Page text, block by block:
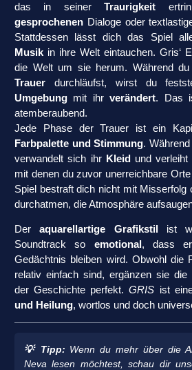
das in seinerTraurigkeit
gesprochenen Dialoge oder
Stattdessen lässt dich das Spiel
Musik in ihre Welt eintauchen. Gris‘
die Welt um sie herum. Während
Trauer durchläufst, wirst du
Umgebung mit ihrverändert. Das
atemberaubend.
Jede Phase der Trauer ist ein
Farbpalette und Stimmung.
verwandelt sich ihr Kleid und verleiht
mit denen du zuvor unerreichbare
Spiel bestraft dich nicht mit Misserfolg
durchatmen, die Atmosphäre
Deraquarellartige Grafikstil
ist
Soundtrack so emotional , dass
Gedächtnis bleiben wird. Obwohl die
relativ einfach sind, ergänzen sie die
der Geschichte perfekt.GRIS ist
und Heilung, wortlos und doch
💡 Tipp: Wenn du mehr über die
Neva lesen möchtest, schau dir